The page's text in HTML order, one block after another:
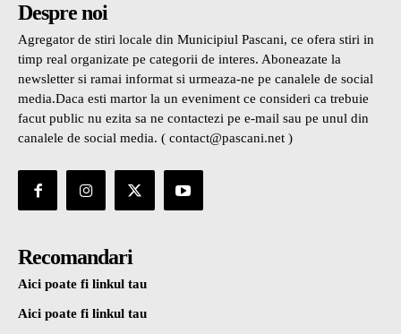
Despre noi
Agregator de stiri locale din Municipiul Pascani, ce ofera stiri in
timp real organizate pe categorii de interes. Aboneazate la
newsletter si ramai informat si urmeaza-ne pe canalele de social
media.Daca esti martor la un eveniment ce consideri ca trebuie
facut public nu ezita sa ne contactezi pe e-mail sau pe unul din
canalele de social media. ( contact@pascani.net )
Recomandari
Aici poate fi linkul tau
Aici poate fi linkul tau